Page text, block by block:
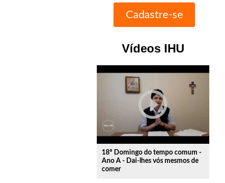
Vídeos IHU
play_circle_outline
18º Domingo do tempo comum -
Ano A - Dai-lhes vós mesmos de
comer